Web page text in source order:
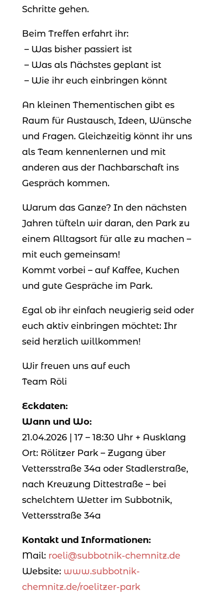
Schritte gehen.
Beim Treffen erfahrt ihr:
– Was bisher passiert ist
– Was als Nächstes geplant ist
– Wie ihr euch einbringen könnt
An kleinen Thementischen gibt es
Raum für Austausch, Ideen, Wünsche
und Fragen. Gleichzeitig könnt ihr uns
als Team kennenlernen und mit
anderen aus der Nachbarschaft ins
Gespräch kommen.
Warum das Ganze? In den nächsten
Jahren tüfteln wir daran, den Park zu
einem Alltagsort für alle zu machen –
mit euch gemeinsam!
Kommt vorbei – auf Kaffee, Kuchen
und gute Gespräche im Park.
Egal ob ihr einfach neugierig seid oder
euch aktiv einbringen möchtet: Ihr
seid herzlich willkommen!
Wir freuen uns auf euch
Team Röli
Eckdaten:
Wann und Wo:
21.04.2026 | 17 – 18:30 Uhr + Ausklang
Ort: Rölitzer Park – Zugang über
Vettersstraße 34a oder Stadlerstraße,
nach Kreuzung Dittestraße – bei
schelchtem Wetter im Subbotnik,
Vettersstraße 34a
Kontakt und Informationen:
Mail: roeli@subbotnik-chemnitz.de
Website: www.subbotnik-
chemnitz.de/roelitzer-park